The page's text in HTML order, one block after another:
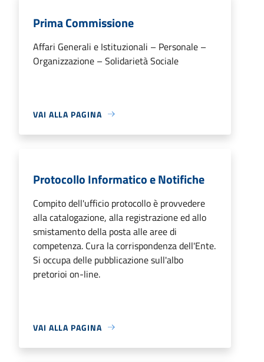
Prima Commissione
Affari Generali e Istituzionali – Personale –
Organizzazione – Solidarietà Sociale
VAI ALLA PAGINA
Protocollo Informatico e Notifiche
Compito dell'ufficio protocollo è provvedere
alla catalogazione, alla registrazione ed allo
smistamento della posta alle aree di
competenza. Cura la corrispondenza dell'Ente.
Si occupa delle pubblicazione sull'albo
pretorioi on-line.
VAI ALLA PAGINA